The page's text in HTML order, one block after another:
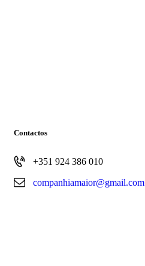
Contactos
+351 924 386 010
companhiamaior@gmail.com